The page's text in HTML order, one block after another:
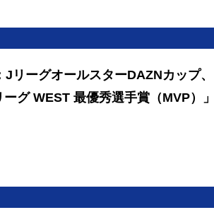
ーグオールスターDAZNカップ、
グ WEST 最優秀選手賞（MVP）」